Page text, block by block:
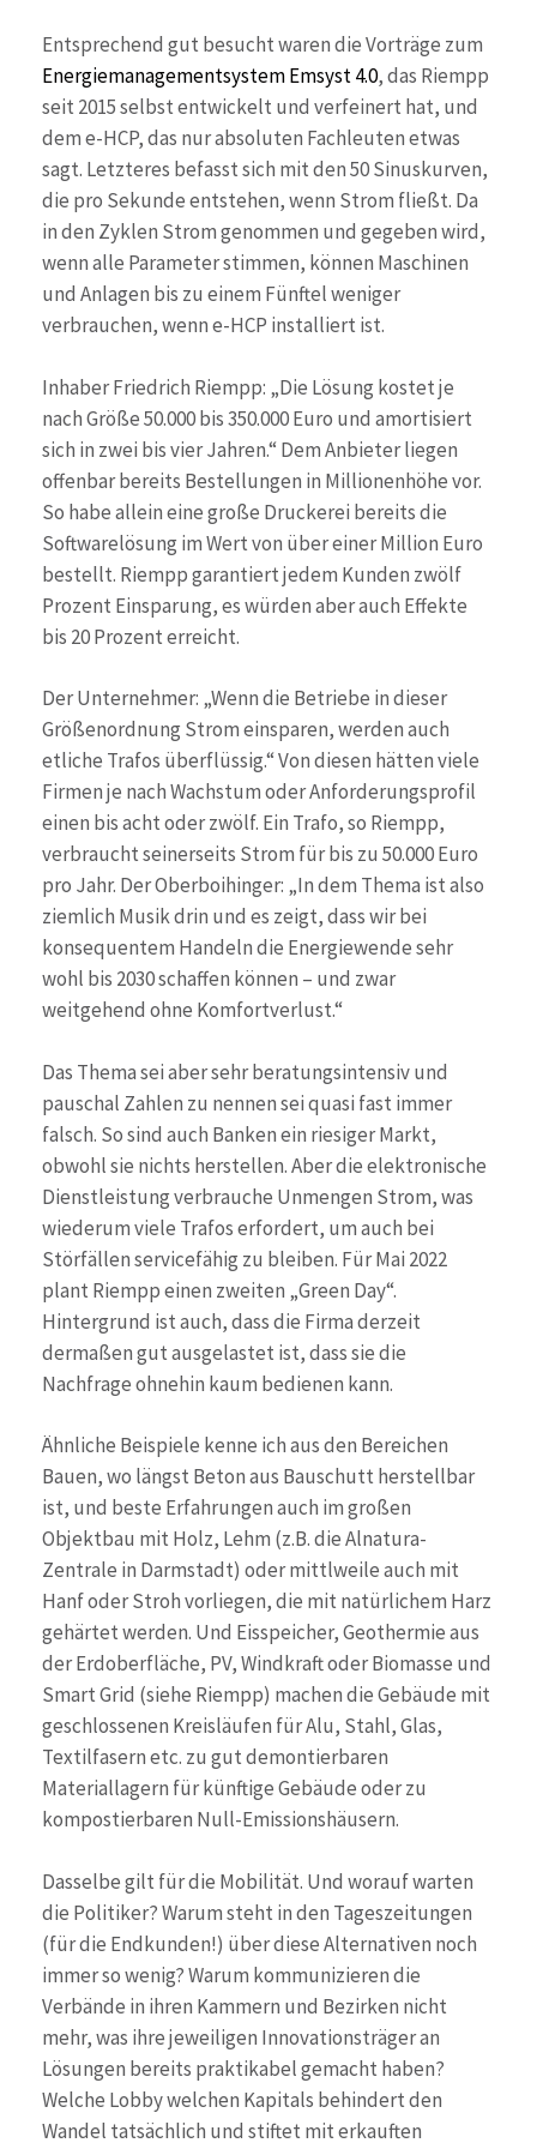
Entsprechend gut besucht waren die Vorträge zum
Energiemanagementsystem Emsyst 4.0, das Riempp
seit 2015 selbst entwickelt und verfeinert hat, und
dem e-HCP, das nur absoluten Fachleuten etwas
sagt. Letzteres befasst sich mit den 50 Sinuskurven,
die pro Sekunde entstehen, wenn Strom fließt. Da
in den Zyklen Strom genommen und gegeben wird,
wenn alle Parameter stimmen, können Maschinen
und Anlagen bis zu einem Fünftel weniger
verbrauchen, wenn e-HCP installiert ist.
Inhaber Friedrich Riempp: „Die Lösung kostet je
nach Größe 50.000 bis 350.000 Euro und amortisiert
sich in zwei bis vier Jahren.“ Dem Anbieter liegen
offenbar bereits Bestellungen in Millionenhöhe vor.
So habe allein eine große Druckerei bereits die
Softwarelösung im Wert von über einer Million Euro
bestellt. Riempp garantiert jedem Kunden zwölf
Prozent Einsparung, es würden aber auch Effekte
bis 20 Prozent erreicht.
Der Unternehmer: „Wenn die Betriebe in dieser
Größenordnung Strom einsparen, werden auch
etliche Trafos überflüssig.“ Von diesen hätten viele
Firmen je nach Wachstum oder Anforderungsprofil
einen bis acht oder zwölf. Ein Trafo, so Riempp,
verbraucht seinerseits Strom für bis zu 50.000 Euro
pro Jahr. Der Oberboihinger: „In dem Thema ist also
ziemlich Musik drin und es zeigt, dass wir bei
konsequentem Handeln die Energiewende sehr
wohl bis 2030 schaffen können – und zwar
weitgehend ohne Komfortverlust.“
Das Thema sei aber sehr beratungsintensiv und
pauschal Zahlen zu nennen sei quasi fast immer
falsch. So sind auch Banken ein riesiger Markt,
obwohl sie nichts herstellen. Aber die elektronische
Dienstleistung verbrauche Unmengen Strom, was
wiederum viele Trafos erfordert, um auch bei
Störfällen servicefähig zu bleiben. Für Mai 2022
plant Riempp einen zweiten „Green Day“.
Hintergrund ist auch, dass die Firma derzeit
dermaßen gut ausgelastet ist, dass sie die
Nachfrage ohnehin kaum bedienen kann.
Ähnliche Beispiele kenne ich aus den Bereichen
Bauen, wo längst Beton aus Bauschutt herstellbar
ist, und beste Erfahrungen auch im großen
Objektbau mit Holz, Lehm (z.B. die Alnatura-
Zentrale in Darmstadt) oder mittlweile auch mit
Hanf oder Stroh vorliegen, die mit natürlichem Harz
gehärtet werden. Und Eisspeicher, Geothermie aus
der Erdoberfläche, PV, Windkraft oder Biomasse und
Smart Grid (siehe Riempp) machen die Gebäude mit
geschlossenen Kreisläufen für Alu, Stahl, Glas,
Textilfasern etc. zu gut demontierbaren
Materiallagern für künftige Gebäude oder zu
kompostierbaren Null-Emissionshäusern.
Dasselbe gilt für die Mobilität. Und worauf warten
die Politiker? Warum steht in den Tageszeitungen
(für die Endkunden!) über diese Alternativen noch
immer so wenig? Warum kommunizieren die
Verbände in ihren Kammern und Bezirken nicht
mehr, was ihre jeweiligen Innovationsträger an
Lösungen bereits praktikabel gemacht haben?
Welche Lobby welchen Kapitals behindert den
Wandel tatsächlich und stiftet mit erkauften